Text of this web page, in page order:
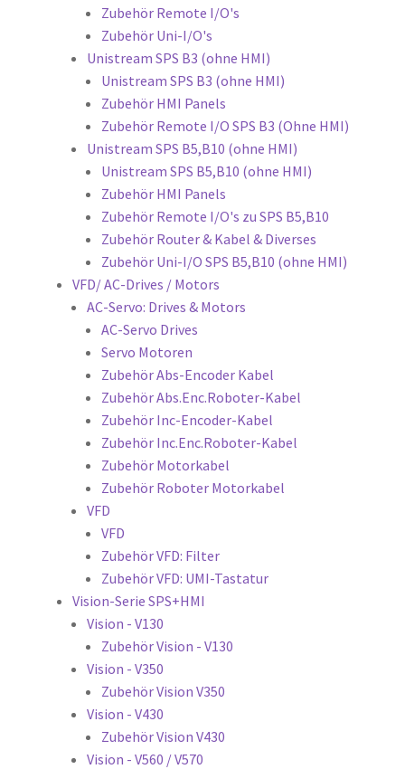
Zubehör Remote I/O's
Zubehör Uni-I/O's
Unistream SPS B3 (ohne HMI)
Unistream SPS B3 (ohne HMI)
Zubehör HMI Panels
Zubehör Remote I/O SPS B3 (Ohne HMI)
Unistream SPS B5,B10 (ohne HMI)
Unistream SPS B5,B10 (ohne HMI)
Zubehör HMI Panels
Zubehör Remote I/O's zu SPS B5,B10
Zubehör Router & Kabel & Diverses
Zubehör Uni-I/O SPS B5,B10 (ohne HMI)
VFD/ AC-Drives / Motors
AC-Servo: Drives & Motors
AC-Servo Drives
Servo Motoren
Zubehör Abs-Encoder Kabel
Zubehör Abs.Enc.Roboter-Kabel
Zubehör Inc-Encoder-Kabel
Zubehör Inc.Enc.Roboter-Kabel
Zubehör Motorkabel
Zubehör Roboter Motorkabel
VFD
VFD
Zubehör VFD: Filter
Zubehör VFD: UMI-Tastatur
Vision-Serie SPS+HMI
Vision - V130
Zubehör Vision - V130
Vision - V350
Zubehör Vision V350
Vision - V430
Zubehör Vision V430
Vision - V560 / V570